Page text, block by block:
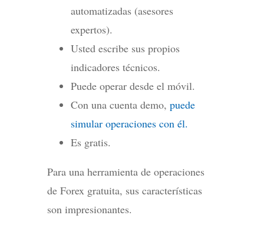
automatizadas (asesores
expertos).
Usted escribe sus propios
indicadores técnicos.
Puede operar desde el móvil.
Con una cuenta demo, puede
simular operaciones con él.
Es gratis.
Para una herramienta de operaciones
de Forex gratuita, sus características
son impresionantes.